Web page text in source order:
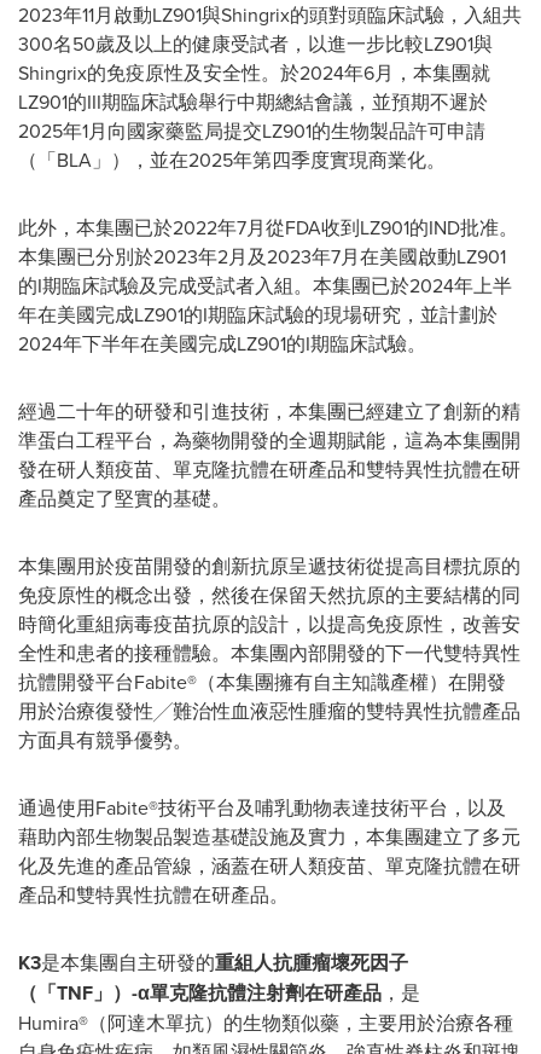
2023年11月啟動LZ901與Shingrix的頭對頭臨床試驗，入組共
300名50歲及以上的健康受試者，以進一步比較LZ901與
Shingrix的免疫原性及安全性。於2024年6月，本集團就
LZ901的III期臨床試驗舉行中期總結會議，並預期不遲於
2025年1月向國家藥監局提交LZ901的生物製品許可申請
（「BLA」），並在2025年第四季度實現商業化。
此外，本集團已於2022年7月從FDA收到LZ901的IND批准。
本集團已分別於2023年2月及2023年7月在美國啟動LZ901
的I期臨床試驗及完成受試者入組。本集團已於2024年上半
年在美國完成LZ901的I期臨床試驗的現場研究，並計劃於
2024年下半年在美國完成LZ901的I期臨床試驗。
經過二十年的研發和引進技術，本集團已經建立了創新的精
準蛋白工程平台，為藥物開發的全週期賦能，這為本集團開
發在研人類疫苗、單克隆抗體在研產品和雙特異性抗體在研
產品奠定了堅實的基礎。
本集團用於疫苗開發的創新抗原呈遞技術從提高目標抗原的
免疫原性的概念出發，然後在保留天然抗原的主要結構的同
時簡化重組病毒疫苗抗原的設計，以提高免疫原性，改善安
全性和患者的接種體驗。本集團內部開發的下一代雙特異性
抗體開發平台Fabite®（本集團擁有自主知識產權）在開發
用於治療復發性╱難治性血液惡性腫瘤的雙特異性抗體產品
方面具有競爭優勢。
通過使用Fabite®技術平台及哺乳動物表達技術平台，以及
藉助內部生物製品製造基礎設施及實力，本集團建立了多元
化及先進的產品管線，涵蓋在研人類疫苗、單克隆抗體在研
產品和雙特異性抗體在研產品。
K3是本集團自主研發的重組人抗腫瘤壞死因子
（「TNF」） -α單克隆抗體注射劑在研產品 ，是
Humira®（阿達木單抗）的生物類似藥，主要用於治療各種